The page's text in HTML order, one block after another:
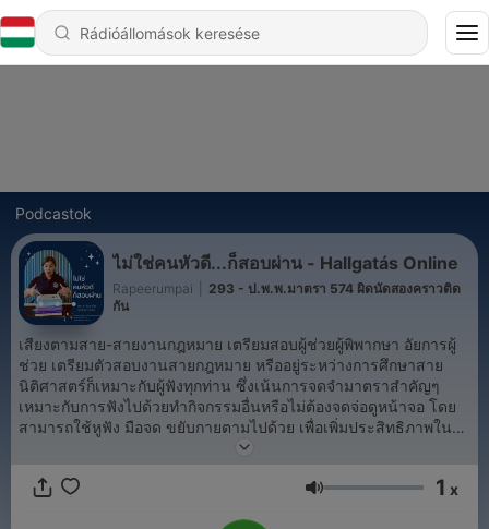
Podcastok
ไม่ใช่คนหัวดี...ก็สอบผ่าน - Hallgatás Online
Rapeerumpai
293 - ป.พ.พ.มาตรา 574 ผิดนัดสองคราวติด
กัน
เสียงตามสาย-สายงานกฎหมาย เตรียมสอบผู้ช่วยผู้พิพากษา อัยการผู้
ช่วย เตรียมตัวสอบงานสายกฎหมาย หรืออยู่ระหว่างการศึกษาสาย
นิติศาสตร์ก็เหมาะกับผู้ฟังทุกท่าน ซึ่งเน้นการจดจำมาตราสำคัญๆ
เหมาะกับการฟังไปด้วยทำกิจกรรมอื่นหรือไม่ต้องจดจ่อดูหน้าจอ โดย
สามารถใช้หูฟัง มือจด ขยับกายตามไปด้วย เพื่อเพิ่มประสิทธิภาพใน
การจดจำมากกว่าการนั่งอ่านทางเดียว ตามหลักการเพิ่มการจดจำเชิง
แนะนำ เรามาร่วมเส้นทางนี้ไปด้วยกันนะคะ เพื่อฝันและส่งต่อช่อง
Hangerő 1 x